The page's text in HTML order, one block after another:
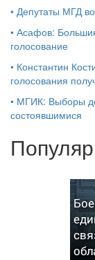
• Депутаты МГД
• Асафов:
голосование
• Константин
голосования
• МГИК: Выборы
состоявшимися